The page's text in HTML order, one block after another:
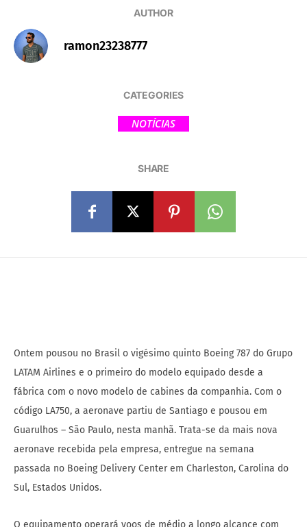
AUTHOR
ramon23238777
CATEGORIES
NOTÍCIAS
SHARE
Ontem pousou no Brasil o vigésimo quinto Boeing 787 do Grupo
LATAM Airlines e o primeiro do modelo equipado desde a
fábrica com o novo modelo de cabines da companhia. Com o
código LA750, a aeronave partiu de Santiago e pousou em
Guarulhos – São Paulo, nesta manhã. Trata-se da mais nova
aeronave recebida pela empresa, entregue na semana
passada no Boeing Delivery Center em Charleston, Carolina do
Sul, Estados Unidos.
O equipamento operará voos de médio a longo alcance com